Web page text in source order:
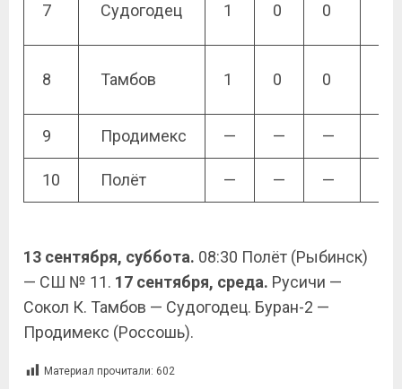
7 Судогодец 1 0 0
8 Тамбов 1 0 0
9 Продимекс — — —
10 Полёт — — —
13 сентября, суббота. 08:30 Полёт (Рыбинск)
— СШ № 11. 17 сентября, среда. Русичи —
Сокол К. Тамбов — Судогодец. Буран-2 —
Продимекс (Россошь).
Материал прочитали: 602